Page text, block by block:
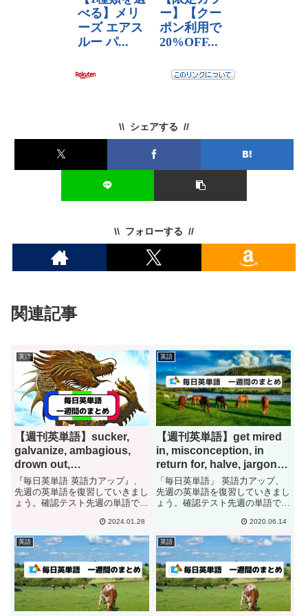
シェアする
フォローする
関連記事
英語
【週刊英単語】sucker,
galvanize, ambagious,
drown out,
perseverance[#212]
『毎日英単語 英語力アップ』、
先週の英単語を復習していきまし
ょう。確認テスト先週の単語で
suckergalvanizeambagiousendow
drown
outperseverancehecklerenergi...
2024.01.28
英語
【週刊英単語】get mired
in, misconception, in
return for, halve, jargon,
in the throes of,
rescind[#23]
「毎日英単語」 英語力アップ、
先週の英単語を復習していきまし
ょう。確認テスト先週の単語で
mired in misconception in return
for halve jargon in the t...
2020.06.14
英語 英語